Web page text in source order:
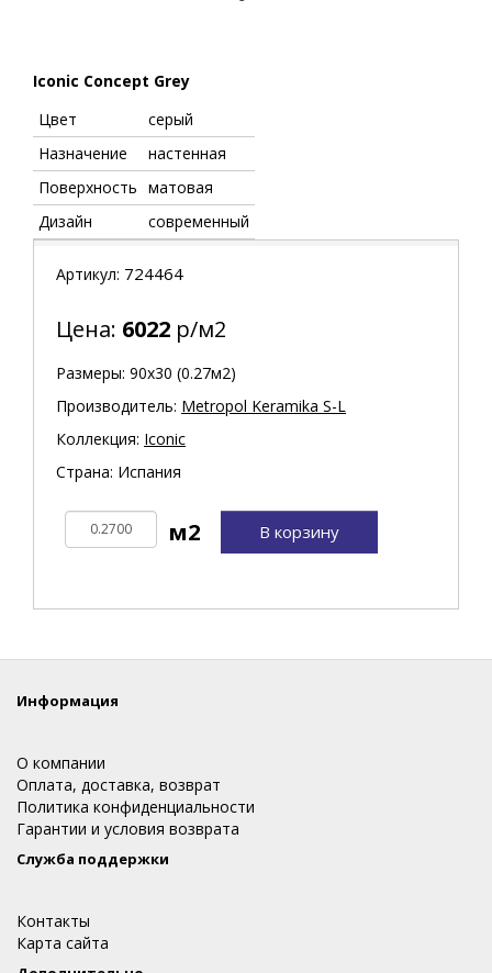
Iconic Concept Grey
Цвет
серый
Назначение
настенная
Поверхность матовая
Дизайн
современный
Артикул: 724464
Цена: 6022 р/м2
Размеры: 90х30 (0.27м2)
Производитель: Metropol Keramika S-L
Коллекция: Iconic
Страна: Испания
В корзину
Информация
О компании
Оплата, доставка, возврат
Политика конфиденциальности
Гарантии и условия возврата
Служба поддержки
Контакты
Карта сайта